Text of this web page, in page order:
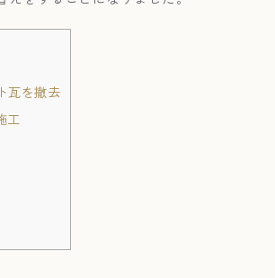
瓦を撤去
工